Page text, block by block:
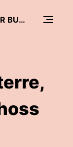
GLÜCKLICH WOHNEN - DER BUWOG PODCAST